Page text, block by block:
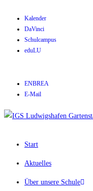
Kalender
DaVinci
Schulcampus
eduLU
ENBREA
E-Mail
Start
Aktuelles
Über unsere Schule